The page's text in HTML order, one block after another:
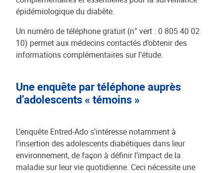
épidémiologique du diabète.
Un numéro de téléphone gratuit (n° vert : 0 805 40 02
10) permet aux médecins contactés d’obtenir des
informations complémentaires sur l’étude.
Une enquête par téléphone auprès
d’adolescents « témoins »
L’enquête Entred-Ado s’intéresse notamment à
l’insertion des adolescents diabétiques dans leur
environnement, de façon à définir l’impact de la
maladie sur leur vie quotidienne. Ceci nécessite une